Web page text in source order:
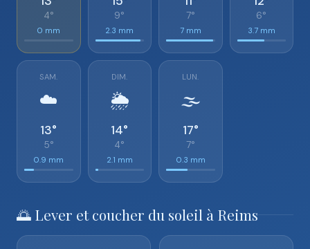
4°
0 mm
9°
2.3 mm
7°
7 mm
6°
3.7 mm
SAM.
☁️
13°
5°
0.9 mm
DIM.
🌦️
14°
4°
2.1 mm
LUN.
🌫️
17°
7°
0.3 mm
🌅 Lever et coucher du soleil à Reims